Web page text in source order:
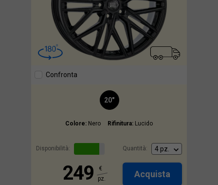
Confronta
20"
Colore: Nero Rifinitura: Lucido
Disponibilità: Quantità:
249
€
pz.
Acquista